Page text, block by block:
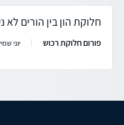
חלוקת הון בין הורים לא
פורום חלוקת רכוש יוני